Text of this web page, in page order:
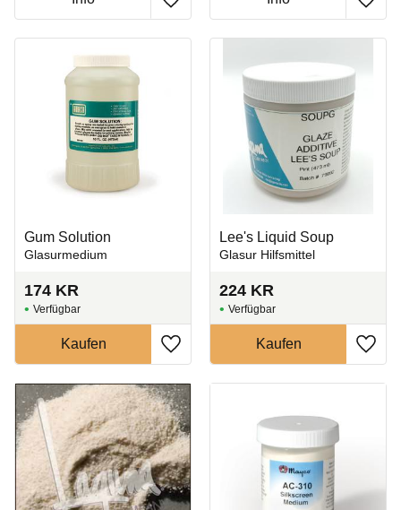
Zu Favoriten hinzufügen Zu
Gum Solution
Glasurmedium
174 KR
Zu Favoriten hinzufügen
Lee's Liquid Soup
Glasur Hilfsmittel
224 KR
Zu